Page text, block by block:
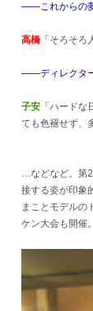
――これからの
高橋 「そろそ
――ディレクタ
子安 「ハード
ても色褪せず、
…などなど。第2
接する姿が印象
まことモデルの
ケン大会も開催